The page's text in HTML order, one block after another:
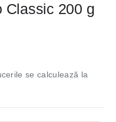
Classic 200 g
se calculează la